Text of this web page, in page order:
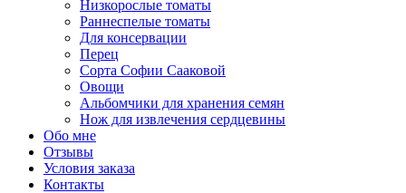
Низкорослые томаты
Раннеспелые томаты
Для консервации
Перец
Сорта Софии Сааковой
Овощи
Альбомчики для хранения семян
Нож для извлечения сердцевины
Обо мне
Отзывы
Условия заказа
Контакты